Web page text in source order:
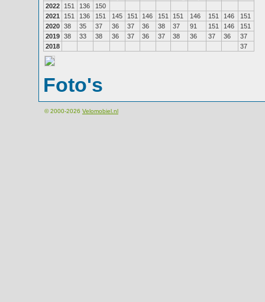
2022
151 136
150
2021
151 136 151 145 151 146 151 151 146 151 146
151
2020 38 35 37 36 37 36 38 37 91 151 146
151
2019 38 33 38 36 37 36 37 38 36 37 36
37
2018
37
Foto's
© 2000-2026 Velomobiel.nl